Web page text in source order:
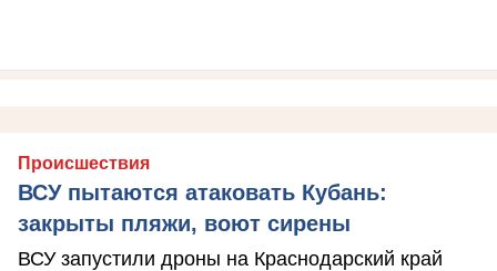
Происшествия
ВСУ пытаются атаковать Кубань:
закрыты пляжи, воют сирены
ВСУ запустили дроны на Краснодарский край